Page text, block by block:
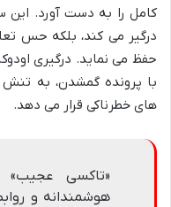
کامل را به دست آورد. این
درگیر می کند، بلکه حس
حفظ می نماید. درگیری
با پرونده گمشدن، به تنش
های خطرناکی قرار می دهد.
«تاکسی عجیب»
هوشمندانه و